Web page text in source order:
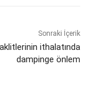
Sonraki İçerik
ithalatında
dampinge önlem